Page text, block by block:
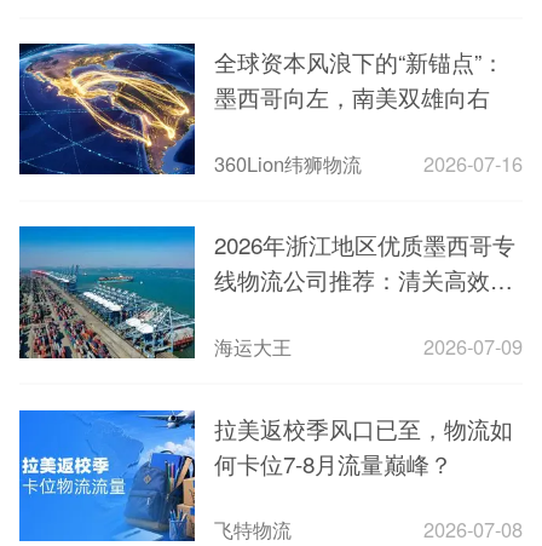
全球资本风浪下的“新锚点”：
墨西哥向左，南美双雄向右
360Lion纬狮物流 2026-07-16
2026年浙江地区优质墨西哥专
线物流公司推荐：清关高效、
海运大王 2026-07-09
拉美返校季风口已至，物流如
何卡位7-8月流量巅峰？
飞特物流 2026-07-08